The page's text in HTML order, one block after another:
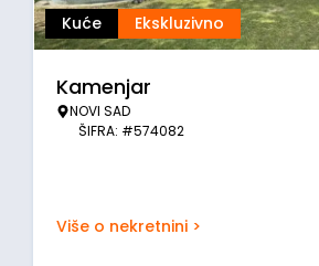
Kuće Ekskluzivno
Kamenjar
NOVI SAD
ŠIFRA: #574082
Više o nekretnini >